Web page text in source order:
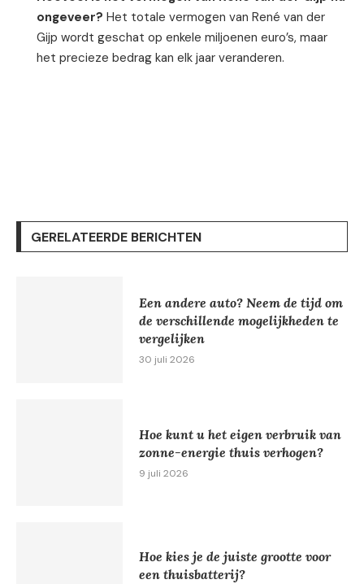
ongeveer? Het totale vermogen van René van der
Gijp wordt geschat op enkele miljoenen euro’s, maar
het precieze bedrag kan elk jaar veranderen.
GERELATEERDE BERICHTEN
Een andere auto? Neem de tijd om
de verschillende mogelijkheden te
vergelijken
30 juli 2026
Hoe kunt u het eigen verbruik van
zonne-energie thuis verhogen?
9 juli 2026
Hoe kies je de juiste grootte voor
een thuisbatterij?